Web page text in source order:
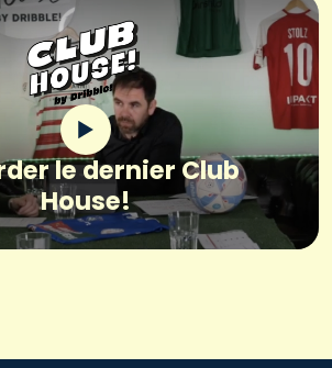
le dernier Club
House!